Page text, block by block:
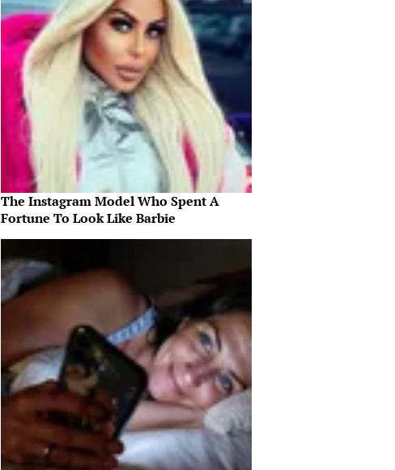
The Instagram Model Who Spent A
Fortune To Look Like Barbie